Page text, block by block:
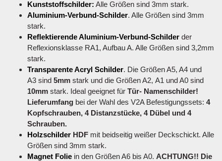
Kunststoffschilder: Alle Größen sind 3mm stark.
Aluminium-Verbund-Schilder. Alle Größen sind 3mm
stark.
Reflektierende Aluminium-Verbund-Schilder der
Reflexionsklasse RA1, Aufbau A. Alle Größen sind 3,2mm
stark.
Transparente Acryl Schilder. Die Größen A5, A4 und
A3 sind 5mm stark und die Größen A2, A1 und A0 sind
10mm stark. Ideal geeignet für Tür- Namenschilder!
Lieferumfang bei der Wahl des V2A Befestigungssets: 4
Kopfschrauben, 4 Distanzstücke, 4 Dübel und 4
Schrauben.
Holzschilder HDF mit beidseitig weißer Deckschickt. Alle
Größen sind 3mm stark.
Magnet Folie in den Größen A6 bis A0. ACHTUNG!! Die